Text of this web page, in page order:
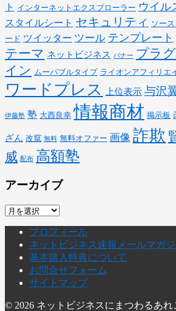
ト
インターネットエクスプローラー ウイル
スタイルシート セキュリティ
ソース
ード ツイッター ツール テンプレート
テーマ ネットビジネス バナー プラグ
イン ムーバブルタイプ ライオンアフィリエ
ワードプレス 上位表示 与沢
伊藤塾 塾 大西良幸 情報商材 掲示板
ざん 改竄 無料 無料オファー 画像 詐欺
威 配布 高額塾
アーカイブ
ア
プロフィール
ネットビジネス速報メールマガ
基本購入特典について
お問合せフォーム
サイトマップ
© 2026 ネットビジネスにまつわるあれ